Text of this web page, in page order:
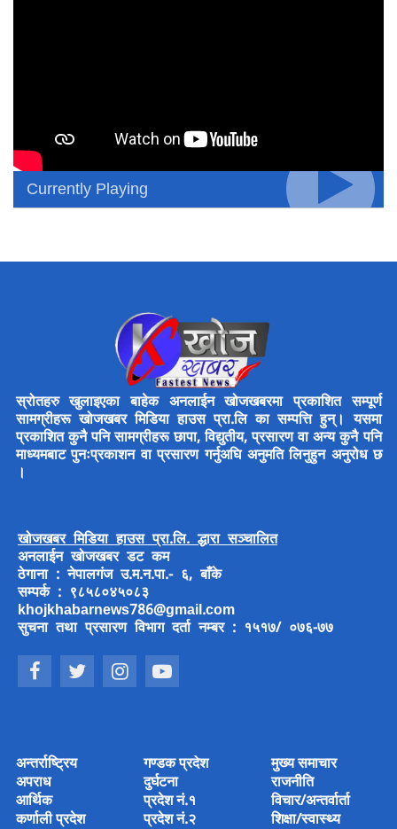
Currently Playing
स्रोतहरु खुलाइएका बाहेक अनलाईन खोजखबरमा प्रकाशित सम्पूर्ण
सामग्रीहरू खोजखबर मिडिया हाउस प्रा.लि का सम्पत्ति हुन्। यसमा
प्रकाशित कुनै पनि सामग्रीहरू छापा, विद्युतीय, प्रसारण वा अन्य कुनै पनि
माध्यमबाट पुनःप्रकाशन वा प्रसारण गर्नुअघि अनुमति लिनुहुन अनुरोध छ
।
खोजखबर मिडिया हाउस प्रा.लि. द्धारा सञ्चालित
अनलाईन खोजखबर डट कम
ठेगाना : नेपालगंज उ.म.न.पा.- ६, बाँके
सम्पर्क : ९८५८०४५०८३
khojkhabarnews786@gmail.com
सुचना तथा प्रसारण विभाग दर्ता नम्बर : १५१७/ ०७६-७७
अन्तर्राष्ट्रिय
अपराध
आर्थिक
कर्णाली प्रदेश
गण्डक प्रदेश
दुर्घटना
प्रदेश नं.१
प्रदेश नं.२
मुख्य समाचार
राजनीति
विचार/अन्तर्वार्ता
शिक्षा/स्वास्थ्य